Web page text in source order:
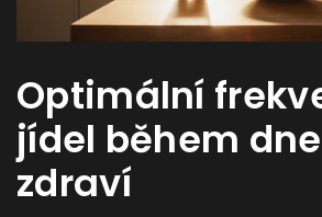
Optimální
jídel během
zdraví